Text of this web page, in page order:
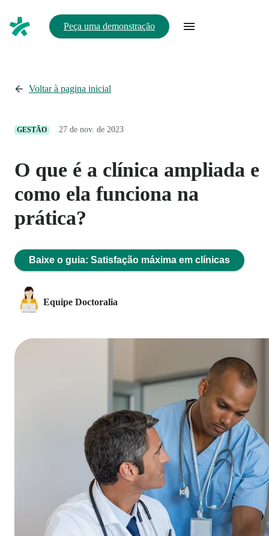
Peça uma demonstração
Voltar à pagina inicial
GESTÃO 27 de nov. de 2023
O que é a clínica ampliada e
como ela funciona na
prática?
Baixe o guia: Satisfação máxima em clínicas
Equipe Doctoralia